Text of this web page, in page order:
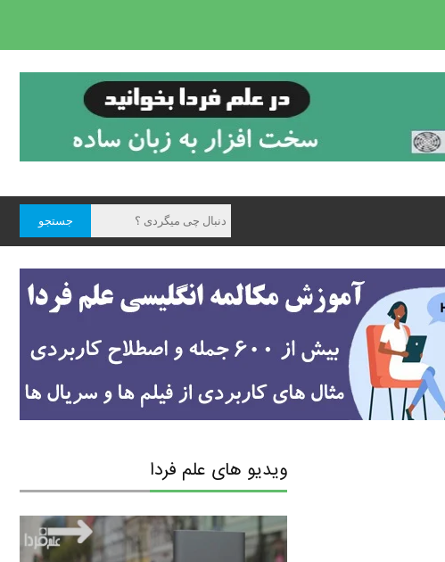
ویدیو های علم فردا